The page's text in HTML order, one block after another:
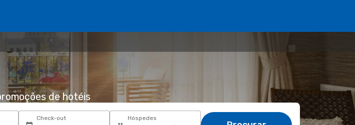
de hotéis
Check-out Hóspedes